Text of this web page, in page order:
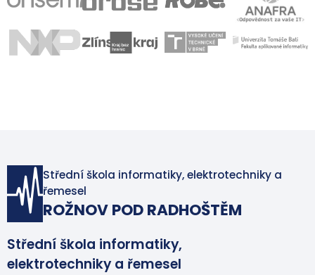
Střední škola informatiky, elektrotechniky a
řemesel
ROŽNOV POD RADHOŠTĚM
Střední škola informatiky,
elektrotechniky a řemesel